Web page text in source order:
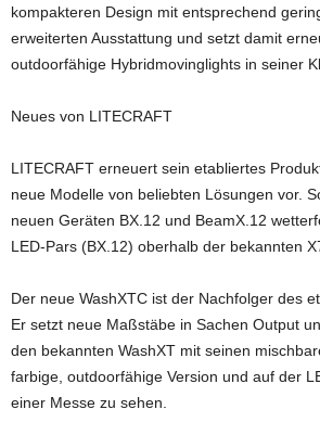
kompakteren Design mit entsprechend
erweiterten Ausstattung und setzt damit
outdoorfähige Hybridmovinglights in seiner
Neues von LITECRAFT
LITECRAFT erneuert sein etabliertes
neue Modelle von beliebten Lösungen vor.
neuen Geräten BX.12 und BeamX.12
LED-Pars (BX.12) oberhalb der bekannten
Der neue WashXTC ist der Nachfolger des
Er setzt neue Maßstäbe in Sachen Output
den bekannten WashXT mit seinen
farbige, outdoorfähige Version und auf der
einer Messe zu sehen.